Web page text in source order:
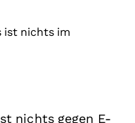
ist nichts im
nichts gegen E-